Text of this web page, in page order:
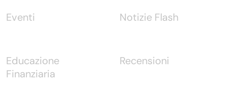
Eventi
Educazione
Finanziaria
Notizie Flash
Recensioni